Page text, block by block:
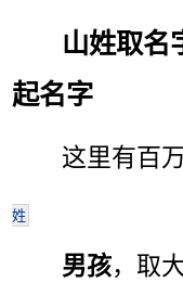
山姓取名
起名字
这里有百
姓
男孩，取